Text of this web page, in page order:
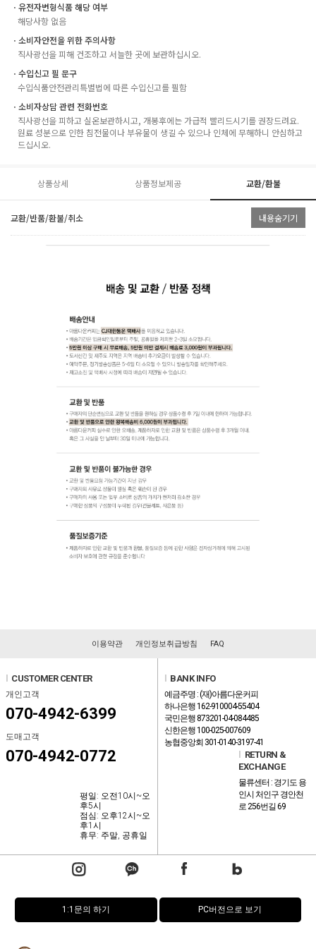
ㆍ유전자변형식품 해당 여부
해당사항 없음
ㆍ소비자안전을 위한 주의사항
직사광선을 피해 건조하고 서늘한 곳에 보관하십시오.
ㆍ수입신고 필 문구
수입식품안전관리특별법에 따른 수입신고를 필함
ㆍ소비자상담 관련 전화번호
직사광선을 피하고 실온보관하시고, 개봉후에는 가급적 빨리드시기를 권장드려요.
원료 성분으로 인한 침전물이나 부유물이 생길 수 있으나 인체에 무해하니 안심하고
드십시오.
상품상세 상품정보제공 교환/환불
교환/반품/환불/취소 내용숨기기
이용약관 개인정보취급방침 FAQ
CUSTOMER CENTER
개인고객
070-4942-6399
도매고객
070-4942-0772
평일: 오전10시~오
후5시
점심: 오후12시~오
후1시
휴무: 주말, 공휴일
BANK INFO
예금주명 : (재)아름다운커피
하나은행 162-910004-55404
국민은행 873201-04-084485
신한은행 100-025-007609
농협중앙회 301-0140-3197-41
RETURN &
EXCHANGE
물류센터 : 경기도 용
인시 처인구 경안천
로 256번길 69
1:1문의 하기 PC버전으로 보기